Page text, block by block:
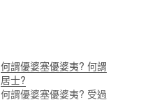
何謂優婆塞優婆夷? 何謂
居士?
何謂優婆塞優婆夷? 受過